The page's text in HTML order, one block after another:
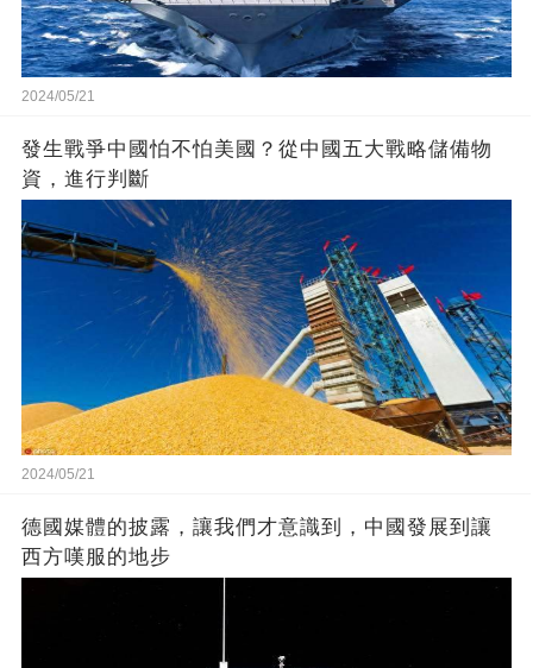
2024/05/21
發生戰爭中國怕不怕美國？從中國五大戰略儲備物
資，進行判斷
2024/05/21
德國媒體的披露，讓我們才意識到，中國發展到讓
西方嘆服的地步